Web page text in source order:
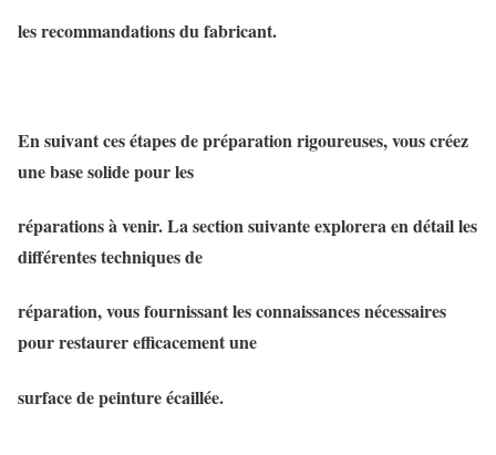
les recommandations du fabricant.
En suivant ces étapes de préparation rigoureuses, vous créez
une base solide pour les
réparations à venir. La section suivante explorera en détail les
différentes techniques de
réparation, vous fournissant les connaissances nécessaires
pour restaurer efficacement une
surface de peinture écaillée.